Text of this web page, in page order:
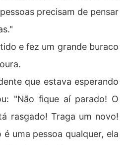
precisam de pensar
e fez um grande buraco
que estava esperando
"Não fique aí parado! O
rasgado! Traga um novo!
é uma pessoa qualquer, ela